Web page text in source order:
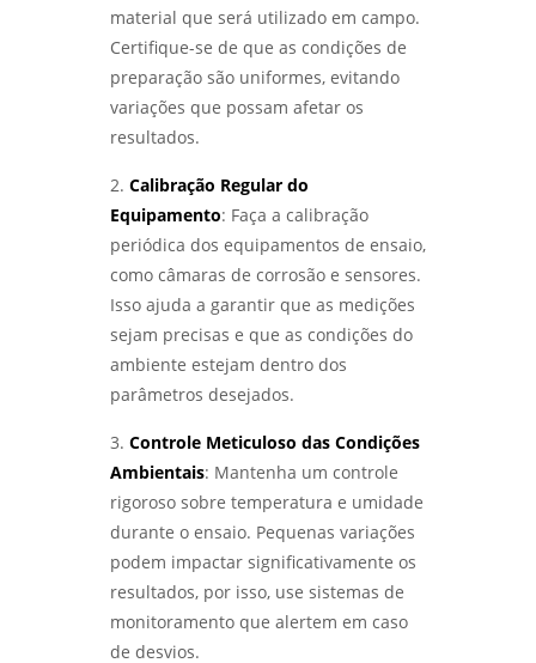
material que será utilizado em campo.
Certifique-se de que as condições de
preparação são uniformes, evitando
variações que possam afetar os
resultados.
2. Calibração Regular do
Equipamento: Faça a calibração
periódica dos equipamentos de ensaio,
como câmaras de corrosão e sensores.
Isso ajuda a garantir que as medições
sejam precisas e que as condições do
ambiente estejam dentro dos
parâmetros desejados.
3. Controle Meticuloso das Condições
Ambientais: Mantenha um controle
rigoroso sobre temperatura e umidade
durante o ensaio. Pequenas variações
podem impactar significativamente os
resultados, por isso, use sistemas de
monitoramento que alertem em caso
de desvios.